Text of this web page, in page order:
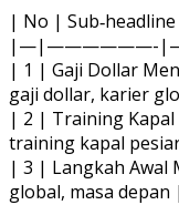
| No |
|—|——————-
| 1 | Gaji Dollar
gaji dollar, karier
| 2 | Training Kapal
training kapal
| 3 | Langkah Awal
global, masa depan |